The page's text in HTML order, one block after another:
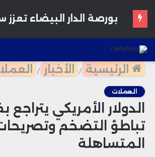
الرئيسية / الأخبار /
العملات
الدولار الأمريكي
تباطؤ التضخم
المتساهلة